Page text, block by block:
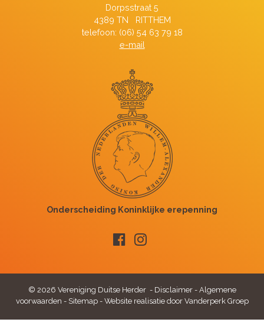
Dorpsstraat 5
4389 TN RITTHEM
telefoon: (06) 54 63 79 18
e-mail
© 2026 Vereniging Duitse Herder - Disclaimer- Algemene
voorwaarden - Sitemap- Website realisatie door Vanderperk Groep